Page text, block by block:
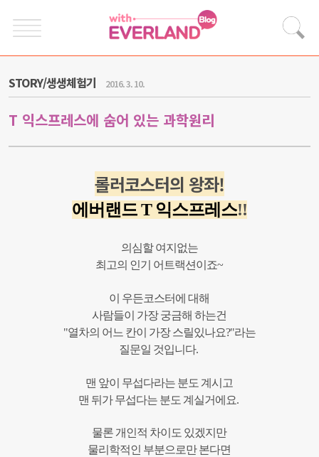
STORY/생생체험기 2016. 3. 10.
T 익스프레스에 숨어 있는 과학원리
롤러코스터의 왕좌!
에버랜드T 익스프레스!!
의심할 여지없는
최고의 인기 어트랙션이죠~
이 우든코스터에 대해
사람들이 가장 궁금해 하는건
"열차의 어느 칸이 가장 스릴있나요?"라는
질문일 것입니다.
맨 앞이 무섭다라는 분도 계시고
맨 뒤가 무섭다는 분도 계실거에요.
물론 개인적 차이도 있겠지만
물리학적인 부분으로만 본다면